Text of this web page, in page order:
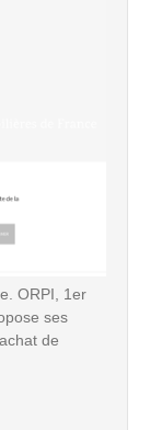
ORPI, 1er
ses
de